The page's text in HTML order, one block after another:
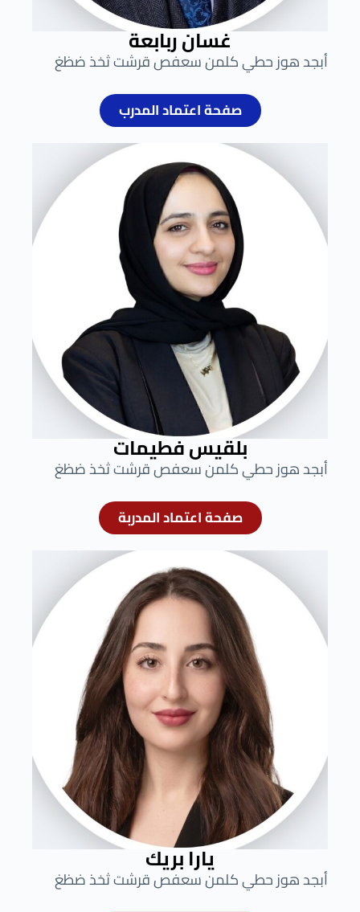
غسان ربابعة
أبجد هوز حطي كلمن سعفص قرشت ثخذ ضظغ
صفحة اعتماد المدرب
بلقيس فطيمات
أبجد هوز حطي كلمن سعفص قرشت ثخذ ضظغ
صفحة اعتماد المدربة
يارا بريك
أبجد هوز حطي كلمن سعفص قرشت ثخذ ضظغ